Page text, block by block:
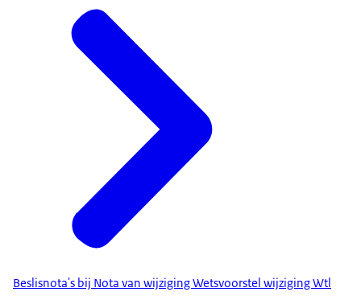
Beslisnota's bij Nota van wijziging Wetsvoorstel wijziging Wtl